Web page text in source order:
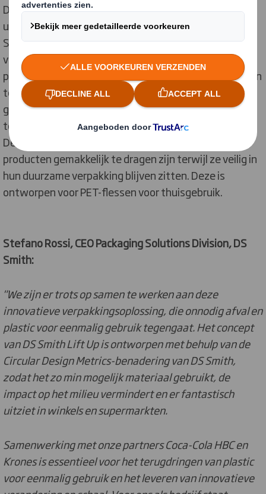
DS Smith Lift Up is ontworpen met behulp van de
uniekeCircular Design Metrics-benadering van DS
Smith, wat resulteert in een aanzienlijke vermindering
van de CO2-voetafdruk voor de verpakkings- en
productielijn. De innovatie DS Smith Lift Up kan worden
toegepast op verschillende flesformaten en wordt
geproduceerd in samenwerking met Krones, een
toonaangevende fabrikant van verpakkingsmachines.
De draagbeugel heeft een zachte grip waardoor
producten gemakkelijk te dragen zijn terwijl ze veilig in
hun duurzame verpakking blijven zitten. Deze is
ontworpen voor PET-flessen voor thuisgebruik.
Stefano Rossi, CEO Packaging Solutions Division, DS
Smith:
"We zijn er trots op samen te werken aan deze
innovatieve verpakkingsoplossing, die onnodig afval en
plastic voor eenmalig gebruik tegengaat. Het concept
van DS Smith Lift Up is ontworpen met behulp van de
Circular Design Metrics-benadering van DS Smith,
zodat het zo min mogelijk materiaal gebruikt, de
impact op het milieu vermindert en er fantastisch
uitziet in winkels en supermarkten.
Samenwerking met onze partners Coca-Cola HBC en
Krones is essentieel voor het terugdringen van plastic
voor eenmalig gebruik en het leveren van innovatieve